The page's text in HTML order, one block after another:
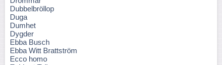
Dubbelbröllop
Duga
Dumhet
Dygder
Ebba Busch
Ebba Witt Brattström
Ecco homo